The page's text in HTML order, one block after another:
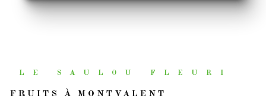
LE SAULOU FLEURI
FRUITS À MONTVALENT